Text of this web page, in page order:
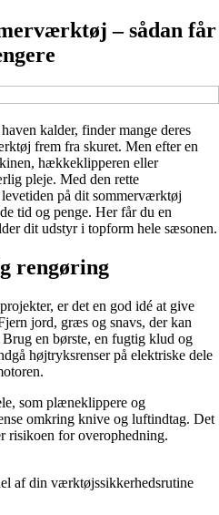
– sådan får
kalder, finder mange deres
frem fra skuret. Men efter en
hækkeklipperen eller
pleje. Med den rette
på dit sommerværktøj
tid og penge. Her får du en
dit udstyr i topform hele sæsonen.
rengøring
er det en god idé at give
jord, græs og snavs, der kan
en børste, en fugtig klud og
højtryksrenser på elektriske dele
som plæneklippere og
omkring knive og luftindtag. Det
risikoen for overophedning.
af din værktøjssikkerhedsrutine